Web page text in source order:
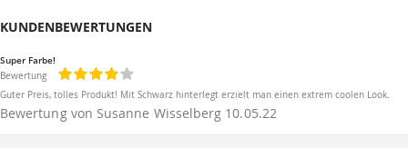
KUNDENBEWERTUNGEN
Super Farbe!
Bewertung
Guter Preis, tolles Produkt! Mit Schwarz hinterlegt erzielt man einen extrem coolen Look.
Bewertung von Susanne Wisselberg Veröffentlicht
am
10.05.22